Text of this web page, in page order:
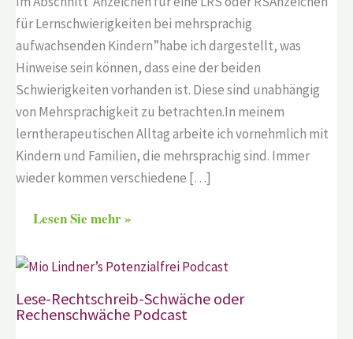
für Lernschwierigkeiten bei mehrsprachig
aufwachsenden Kindern”habe ich dargestellt, was
Hinweise sein können, dass eine der beiden
Schwierigkeiten vorhanden ist. Diese sind unabhängig
von Mehrsprachigkeit zu betrachten.In meinem
lerntherapeutischen Alltag arbeite ich vornehmlich mit
Kindern und Familien, die mehrsprachig sind. Immer
wieder kommen verschiedene […]
Lesen Sie mehr »
Lese-Rechtschreib-Schwäche oder
Rechenschwäche Podcast